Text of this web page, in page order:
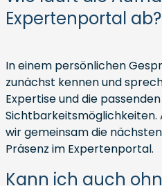
Expertenportal ab?
In einem persönlichen
zunächst kennen und
Expertise und die passenden
wir gemeinsam die
Präsenz im Expertenportal.
Kann ich auch